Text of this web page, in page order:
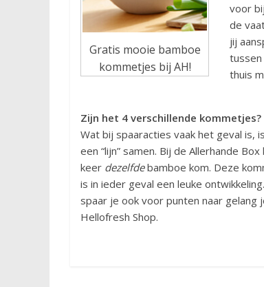
Gratis mooie bamboe
kommetjes bij AH!
voor
de
jij
thuis
Zijn het 4 verschillende kommetjes?
Wat bij spaaracties vaak het geval is,
een “lijn” samen. Bij de Allerhande
keer dezelfdebamboe kom. Deze
is in ieder geval een leuke
spaar je ook voor punten naar
Hellofresh Shop.